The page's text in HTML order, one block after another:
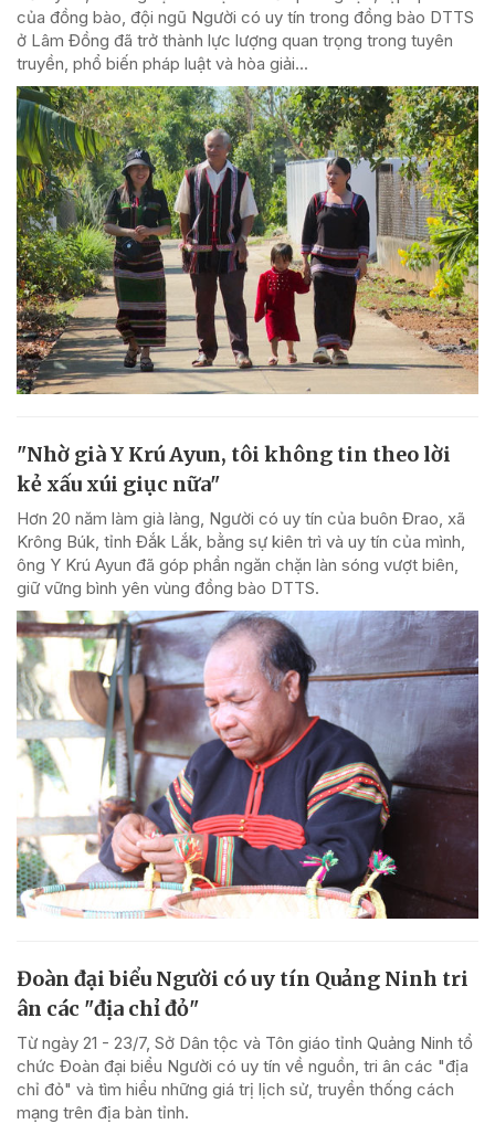
của đồng bào, đội ngũ Người có uy tín trong đồng bào DTTS
ở Lâm Đồng đã trở thành lực lượng quan trọng trong tuyên
truyền, phổ biến pháp luật và hòa giải...
"Nhờ già Y Krú Ayun, tôi không tin theo lời
kẻ xấu xúi giục nữa"
Hơn 20 năm làm già làng, Người có uy tín của buôn Đrao, xã
Krông Búk, tỉnh Đắk Lắk, bằng sự kiên trì và uy tín của mình,
ông Y Krú Ayun đã góp phần ngăn chặn làn sóng vượt biên,
giữ vững bình yên vùng đồng bào DTTS.
Đoàn đại biểu Người có uy tín Quảng Ninh tri
ân các "địa chỉ đỏ"
Từ ngày 21 - 23/7, Sở Dân tộc và Tôn giáo tỉnh Quảng Ninh tổ
chức Đoàn đại biểu Người có uy tín về nguồn, tri ân các "địa
chỉ đỏ" và tìm hiểu những giá trị lịch sử, truyền thống cách
mạng trên địa bàn tỉnh.